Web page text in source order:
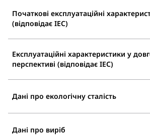
Початкові експлуатаційні
(відповідає IEC)
Експлуатаційні характеристики у
перспективі (відповідає IEC)
Дані про екологічну сталість
Дані про виріб